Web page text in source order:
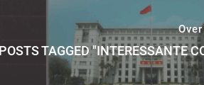
TAGGED "INTERESSANTE